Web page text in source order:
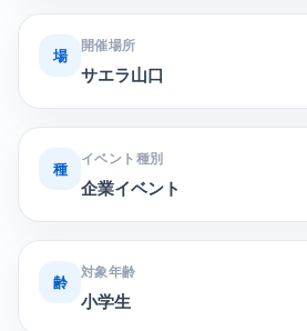
場
開催場所
サエラ山口
種
イベント種別
企業イベント
齢
対象年齢
小学生